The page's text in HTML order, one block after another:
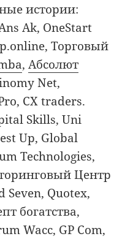
истории:
Ak, OneStart
Торговый
,Абсолют
Net,
CX traders.
Skills, Uni
Up, Global
Technologies,
Центр
Quotex,
богатства,
Wacc, GP Com,